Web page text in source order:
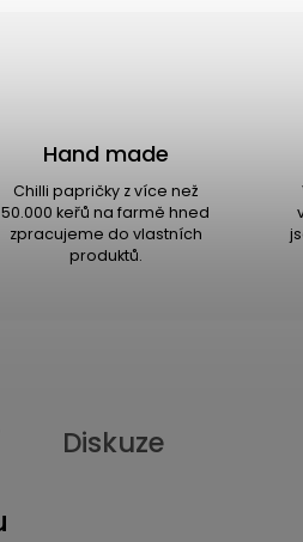
Hand made
Chilli papričky z více než
50.000 keřů na farmě hned
zpracujeme do vlastních
produktů.
Diskuze